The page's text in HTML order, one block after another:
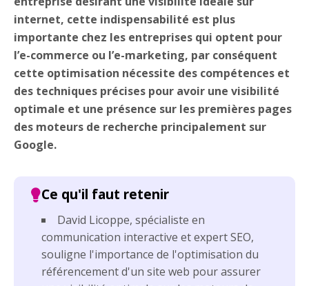
internet, cette indispensabilité est plus
importante chez les entreprises qui optent pour
l’e-commerce ou l’e-marketing, par conséquent
cette optimisation nécessite des compétences et
des techniques précises pour avoir une visibilité
optimale et une présence sur les premières pages
des moteurs de recherche principalement sur
Google.
David Licoppe, spécialiste en
communication interactive et expert SEO,
souligne l'importance de l'optimisation du
référencement d'un site web pour assurer